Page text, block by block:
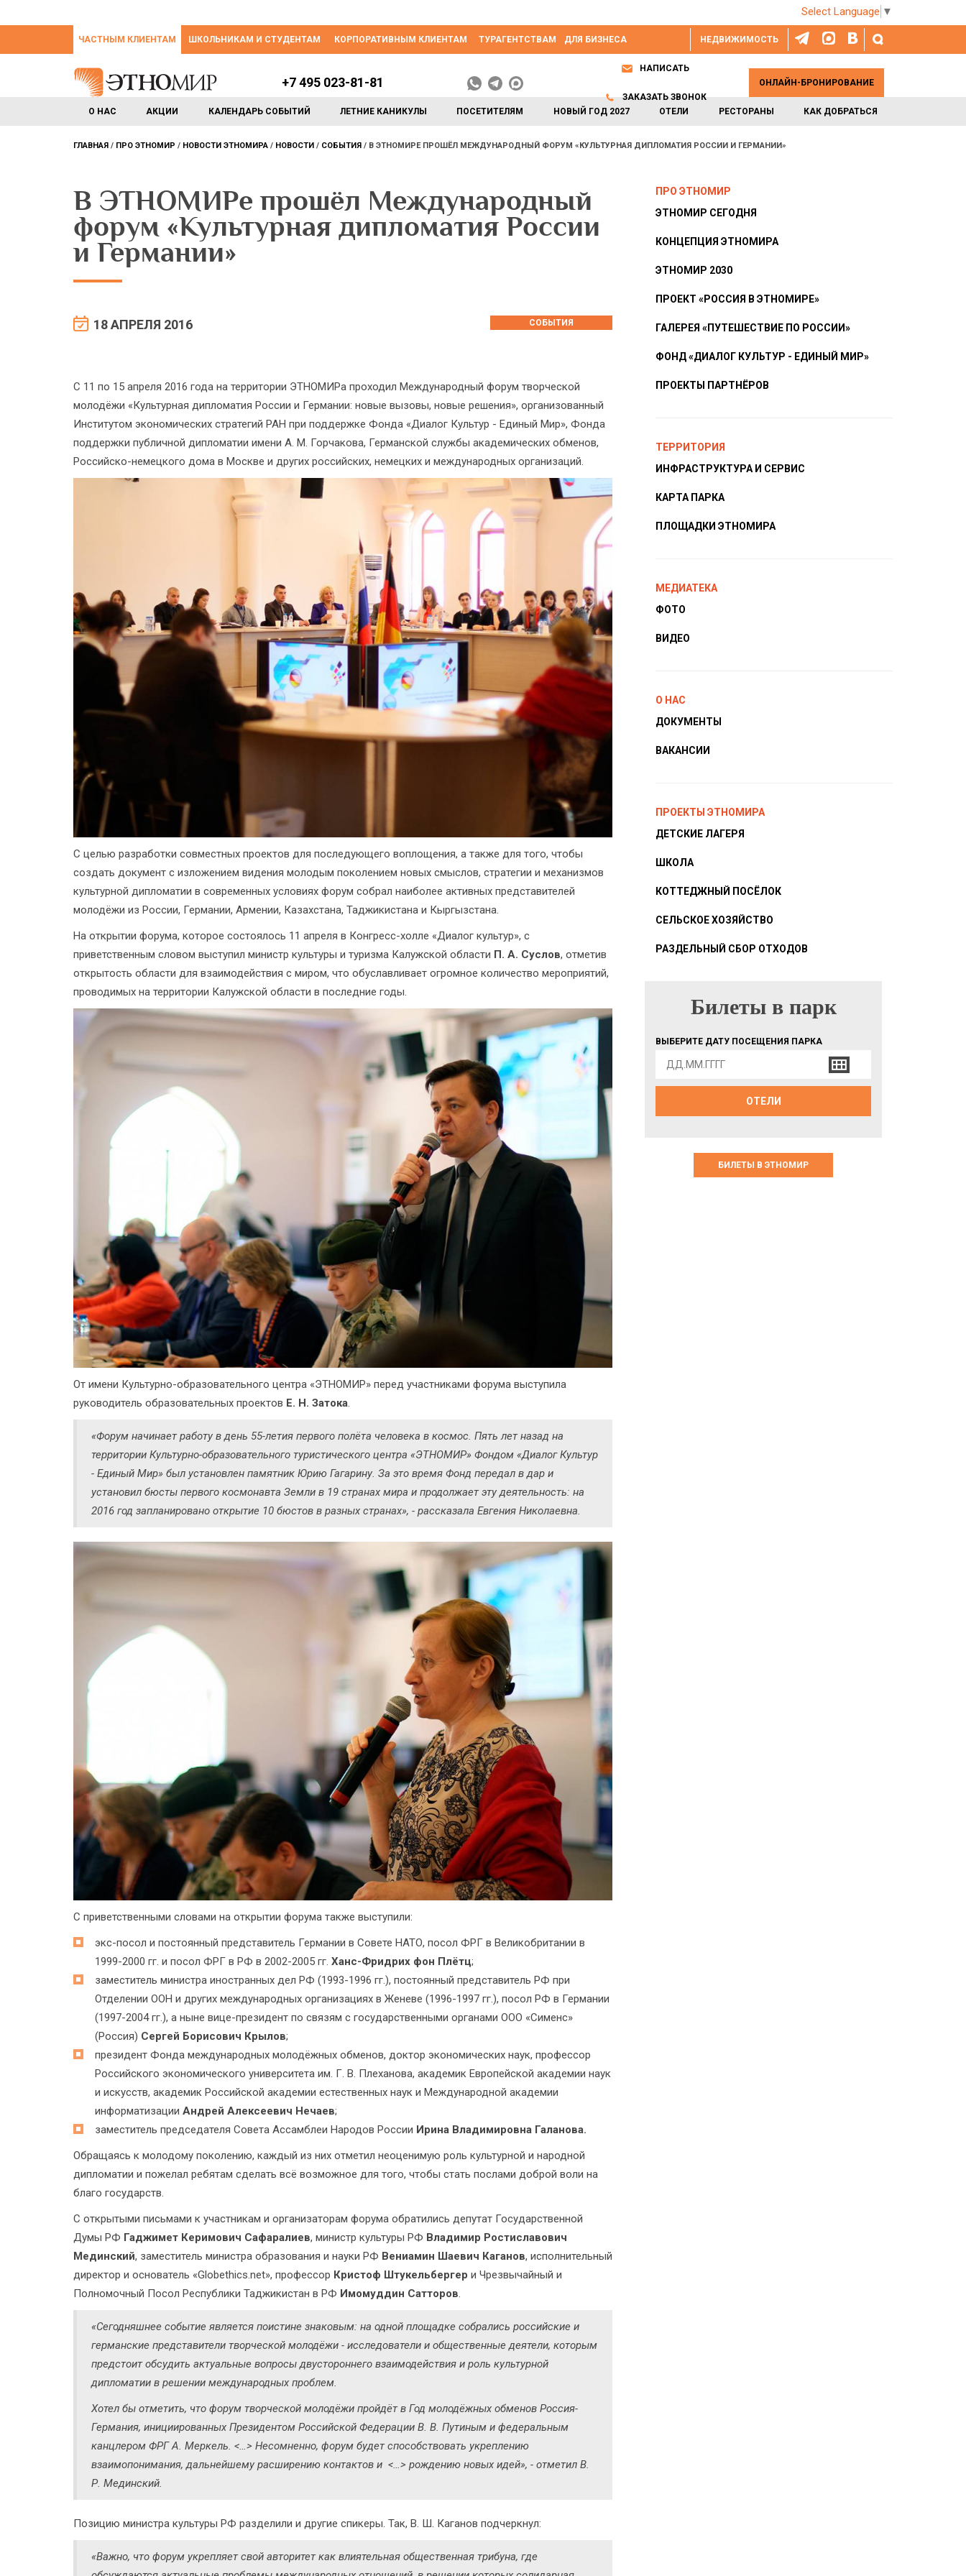
Select Language ▼
НЕДВИЖИМОСТЬ
ЧАСТНЫМ КЛИЕНТАМ ШКОЛЬНИКАМ И СТУДЕНТАМ КОРПОРАТИВНЫМ КЛИЕНТАМ ТУРАГЕНТСТВАМ ДЛЯ БИЗНЕСА
О НАС АКЦИИ КАЛЕНДАРЬ СОБЫТИЙ ЛЕТНИЕ КАНИКУЛЫ ПОСЕТИТЕЛЯМ НОВЫЙ ГОД 2027 ОТЕЛИ РЕСТОРАНЫ КАК ДОБРАТЬСЯ
+7 495 023-81-81
НАПИСАТЬ
ЗАКАЗАТЬ ЗВОНОК
ОНЛАЙН-БРОНИРОВАНИЕ
ГЛАВНАЯ ПРО ЭТНОМИР НОВОСТИ ЭТНОМИРА НОВОСТИ СОБЫТИЯ В ЭТНОМИРЕ ПРОШЁЛ МЕЖДУНАРОДНЫЙ ФОРУМ «КУЛЬТУРНАЯ ДИПЛОМАТИЯ РОССИИ И ГЕРМАНИИ»
В ЭТНОМИРе прошёл Международный
форум «Культурная дипломатия России
и Германии»
18 АПРЕЛЯ 2016 СОБЫТИЯ
С 11 по 15 апреля 2016 года на территории ЭТНОМИРа проходил Международный форум творческой
молодёжи «Культурная дипломатия России и Германии: новые вызовы, новые решения», организованный
Институтом экономических стратегий РАН при поддержке Фонда «Диалог Культур - Единый Мир», Фонда
поддержки публичной дипломатии имени А. М. Горчакова, Германской службы академических обменов,
Российско-немецкого дома в Москве и других российских, немецких и международных организаций.
С целью разработки совместных проектов для последующего воплощения, а также для того, чтобы
создать документ с изложением видения молодым поколением новых смыслов, стратегии и механизмов
культурной дипломатии в современных условиях форум собрал наиболее активных представителей
молодёжи из России, Германии, Армении, Казахстана, Таджикистана и Кыргызстана.
На открытии форума, которое состоялось 11 апреля в Конгресс-холле «Диалог культур», с
приветственным словом выступил министр культуры и туризма Калужской области П. А. Суслов, отметив
открытость области для взаимодействия с миром, что обуславливает огромное количество мероприятий,
проводимых на территории Калужской области в последние годы.
От имени Культурно-образовательного центра «ЭТНОМИР» перед участниками форума выступила
руководитель образовательных проектов Е. Н. Затока.
«Форум начинает работу в день 55-летия первого полёта человека в космос. Пять лет назад на
территории Культурно-образовательного туристического центра «ЭТНОМИР» Фондом «Диалог Культур
- Единый Мир» был установлен памятник Юрию Гагарину. За это время Фонд передал в дар и
установил бюсты первого космонавта Земли в 19 странах мира и продолжает эту деятельность: на
2016 год запланировано открытие 10 бюстов в разных странах», - рассказала Евгения Николаевна.
С приветственными словами на открытии форума также выступили:
экс-посол и постоянный представитель Германии в Совете НАТО, посол ФРГ в Великобритании в
1999-2000 гг. и посол ФРГ в РФ в 2002-2005 гг. Ханс-Фридрих фон Плётц;
заместитель министра иностранных дел РФ (1993-1996 гг.), постоянный представитель РФ при
Отделении ООН и других международных организациях в Женеве (1996-1997 гг.), посол РФ в Германии
(1997-2004 гг.), а ныне вице-президент по связям с государственными органами ООО «Сименс»
(Россия) Сергей Борисович Крылов;
президент Фонда международных молодёжных обменов, доктор экономических наук, профессор
Российского экономического университета им. Г. В. Плеханова, академик Европейской академии наук
и искусств, академик Российской академии естественных наук и Международной академии
информатизации Андрей Алексеевич Нечаев;
заместитель председателя Совета Ассамблеи Народов России Ирина Владимировна Галанова.
Обращаясь к молодому поколению, каждый из них отметил неоценимую роль культурной и народной
дипломатии и пожелал ребятам сделать всё возможное для того, чтобы стать послами доброй воли на
благо государств.
С открытыми письмами к участникам и организаторам форума обратились депутат Государственной
Думы РФ Гаджимет Керимович Сафаралиев, министр культуры РФ Владимир Ростиславович
Мединский, заместитель министра образования и науки РФ Вениамин Шаевич Каганов, исполнительный
директор и основатель «Globethics.net», профессор Кристоф Штукельбергер и Чрезвычайный и
Полномочный Посол Республики Таджикистан в РФ Имомуддин Сатторов.
«Сегодняшнее событие является поистине знаковым: на одной площадке собрались российские и
германские представители творческой молодёжи - исследователи и общественные деятели, которым
предстоит обсудить актуальные вопросы двустороннего взаимодействия и роль культурной
дипломатии в решении международных проблем.
Хотел бы отметить, что форум творческой молодёжи пройдёт в Год молодёжных обменов Россия-
Германия, инициированных Президентом Российской Федерации В. В. Путиным и федеральным
канцлером ФРГ А. Меркель. <…> Несомненно, форум будет способствовать укреплению
взаимопонимания, дальнейшему расширению контактов и <…> рождению новых идей», - отметил В.
Р. Мединский.
Позицию министра культуры РФ разделили и другие спикеры. Так, В. Ш. Каганов подчеркнул:
«Важно, что форум укрепляет свой авторитет как влиятельная общественная трибуна, где
ПРО ЭТНОМИР
ЭТНОМИР СЕГОДНЯ
КОНЦЕПЦИЯ ЭТНОМИРА
ЭТНОМИР 2030
ПРОЕКТ «РОССИЯ В ЭТНОМИРЕ»
ГАЛЕРЕЯ «ПУТЕШЕСТВИЕ ПО РОССИИ»
ФОНД «ДИАЛОГ КУЛЬТУР - ЕДИНЫЙ МИР»
ПРОЕКТЫ ПАРТНЁРОВ
ТЕРРИТОРИЯ
ИНФРАСТРУКТУРА И СЕРВИС
КАРТА ПАРКА
ПЛОЩАДКИ ЭТНОМИРА
МЕДИАТЕКА
ФОТО
ВИДЕО
О НАС
ДОКУМЕНТЫ
ВАКАНСИИ
ПРОЕКТЫ ЭТНОМИРА
ДЕТСКИЕ ЛАГЕРЯ
ШКОЛА
КОТТЕДЖНЫЙ ПОСЁЛОК
СЕЛЬСКОЕ ХОЗЯЙСТВО
РАЗДЕЛЬНЫЙ СБОР ОТХОДОВ
БИЛЕТЫ В ПАРК
Билеты в парк
ВЫБЕРИТЕ ДАТУ ПОСЕЩЕНИЯ ПАРКА
ОТЕЛИ
БИЛЕТЫ В ЭТНОМИР